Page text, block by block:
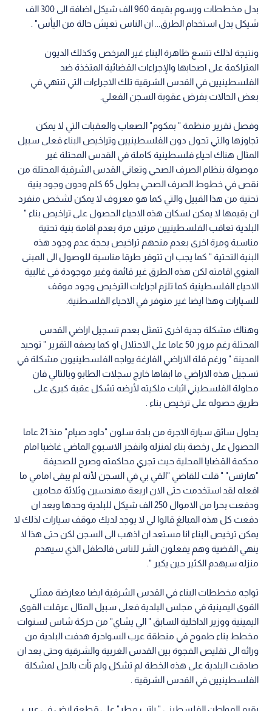
بدل مخططات ورسوم بقيمة 960 الف شيكل اضافة الى 300 الف
شيكل بدل استخدام الطرق... ان الناس تعيش حالة من اليأس" .
ونتيجة لذلك تتسع ظاهرة البناء غير المرخص وكذلك الديون
المتراكمة على اصحابها والإجراءات القضائية المتخذة ضد
الفلسطينيين في القدس الشرقية تلك الاجراءات التي تنتهي في
بعض الحالات بفرض عقوبة السجن الفعلي.
وفصل تقرير منظمة " بمكوم" الصعاب والعقبات التي لا يمكن
تجاوزها والتي تحول دون الفلسطينيين وتراخيص البناء فعلى سبيل
المثال هناك احياء فلسطينية كاملة في القدس المحتلة غير
موصولة بنظام الصرف الصحي وتعاني القدس الشرقية المحتلة من
نقص في خطوط الصرف الصحي بطول 65 كلم ودون وجود بنية
تحتية من هذا القبيل والتي كما هو معروف لا يمكن لشخص منفرد
ان يقيمها لا يمكن لسكان هذه الاحياء الحصول على تراخيص بناء "
البلدية تعاقب الفلسطينيين مرتين مرة بعدم اقامة بنية تحتية
مناسبة ومرة اخرى بعدم منحهم تراخيص بحجة عدم وجود هذه
البنية التحتية " كما يجب ان تتوفر طرقا مناسبة للوصول الى المبنى
المنوي اقامته لكن هذه الطرق غير قائمة وغير موجودة في غالبية
الاحياء الفلسطينية كما تلزم اجراءات الترخيص وجود موقف
للسيارات وهذا ايضا غير متوفر في الاحياء الفلسطنية.
وهناك مشكلة جدية اخرى تتمثل بعدم تسجيل اراضي القدس
المحتلة رغم مرور 50 عاما على الاحتلال او كما يصفه التقرير " توحيد
المدينة " ورغم قلة الاراضي الفارغة يواجه الفلسطينيون مشكلة في
تسجيل هذه الاراضي ما ابقاها خارج سجلات الطابو وبالتالي فان
محاولة الفلسطيني اثبات ملكيته لأرضه تشكل عقبة كبرى على
طريق حصوله على ترخيص بناء .
يحاول سائق سيارة الاجرة من بلدة سلون "داود صيام" منذ 21 عاما
الحصول على رخصة بناء لمنزله وانفجر الاسبوع الماضي غاضبا امام
محكمة القضايا المحلية حيث تجري محاكمته وصرح للصحيفة
"هارتس" " قلت للقاضي "القي بي في السجن لأنه لم يبقى امامي ما
افعله لقد استخدمت حتى الان اربعة مهندسين وثلاثة محامين
ودفعت بحرا من الاموال 250 الف شيكل للبلدية وحدها وبعد ان
دفعت كل هذه المبالغ قالوا لي لا يوجد لديك موقف سيارات لذلك لا
يمكن ترخيص البناء انا مستعد ان اذهب الى السجن لكن حتى هذا لا
ينهي القضية وهم يفعلون الشر للناس فالطفل الذي سيهدم
منزله سيهدم الكثير حين يكبر ".
تواجه مخططات البناء في القدس الشرقية ايضا معارضة ممثلي
القوى اليمينية في مجلس البلدية فعلى سبيل المثال عرقلت القوى
اليمينية ووزير الداخلية السابق " الي يشاي" من حركة شاس لسنوات
مخطط بناء طموح في منطقة عرب السواحرة هدفت البلدية من
ورائه الى تقليص الفجوة بين القدس الغربية والشرقية وحتى بعد ان
صادقت البلدية على هذه الخطة لم تشكل ولم تأت بالحل لمشكلة
الفلسطينيين في القدس الشرقية .
يقيم المواطن الفلسطيني " راتب مطر" على قطعة ارض في عرب